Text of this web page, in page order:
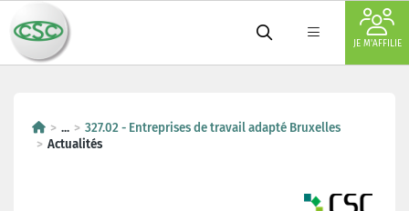
JE M'AFFILIE
...
327.02 - Entreprises de travail adapté Bruxelles
Actualités